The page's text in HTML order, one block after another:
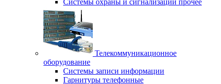
Системы охраны и сигнализации прочее
Телекоммуникационное
оборудование
Системы записи информации
Гарнитуры телефонные